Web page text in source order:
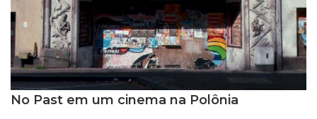
No Past em um cinema na Polônia